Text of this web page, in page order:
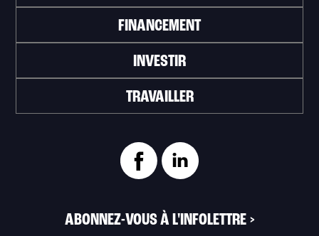
FINANCEMENT
INVESTIR
TRAVAILLER
ABONNEZ-VOUS À L'INFOLETTRE >